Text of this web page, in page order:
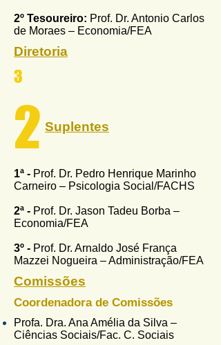
2º Tesoureiro: Prof. Dr. Antonio Carlos
de Moraes – Economia/FEA
Diretoria
3
2 Suplentes
1ª - Prof. Dr. Pedro Henrique Marinho
Carneiro – Psicologia Social/FACHS
2ª - Prof. Dr. Jason Tadeu Borba –
Economia/FEA
3º - Prof. Dr. Arnaldo José França
Mazzei Nogueira – Administração/FEA
Comissões
Coordenadora de Comissões
Profa. Dra. Ana Amélia da Silva –
Ciências Sociais/Fac. C. Sociais